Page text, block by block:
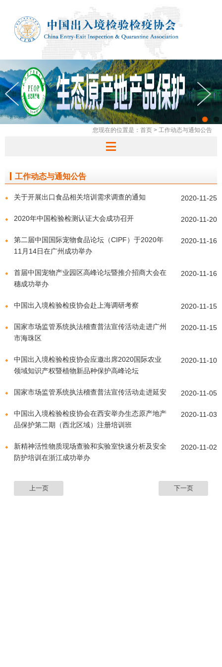
您现在的位置是： 首页 > 工作动态与通知公告
工作动态与通知公告
2020-11-25
关于开展出口食品相关培训需求调查的通知
2020-11-20
2020年中国检验检测认证大会成功召开
2020-11-16
第二届中国国际宠物食品论坛（CIPF）于2020年
11月14日在广州成功举办
2020-11-16
首届中国宠物产业园区高峰论坛暨推介招商大会在
穗成功举办
2020-11-15
中国出入境检验检疫协会赴上海调研考察
2020-11-15
国家市场监管系统执法稽查普法宣传活动走进广州
市海珠区
2020-11-10
中国出入境检验检疫协会应邀出席2020国际农业
领域知识产权暨植物新品种保护高峰论坛
2020-11-05
国家市场监管系统执法稽查普法宣传活动走进延安
2020-11-03
中国出入境检验检疫协会在西安举办生态原产地产
品保护第二期（西北区域）注册培训班
2020-11-02
新精神活性物质现场查验和实验室快速分析及安全
防护培训在浙江成功举办
上一页 下一页